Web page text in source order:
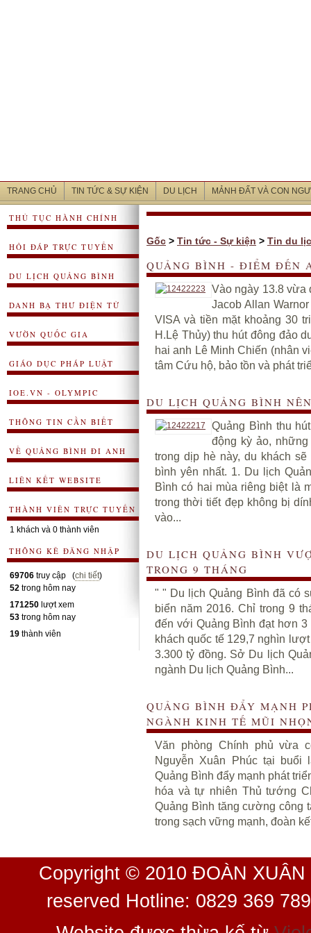
TRANG CHỦ TIN TỨC & SỰ KIỆN DU LỊCH MẢNH ĐẤT VÀ CON
THỦ TỤC HÀNH CHÍNH
HỎI ĐÁP TRỰC TUYẾN
DU LỊCH QUẢNG BÌNH
DANH BẠ THƯ ĐIỆN TỬ
VƯỜN QUỐC GIA
GIÁO DỤC PHÁP LUẬT
IOE.VN - OLYMPIC
THÔNG TIN CẦN BIẾT
VỀ QUẢNG BÌNH ĐI ANH
LIÊN KẾT WEBSITE
THÀNH VIÊN TRỰC TUYẾN
1 khách và 0 thành viên
THÔNG KÊ ĐĂNG NHẬP
69706 truy cập (chi tiết)
52 trong hôm nay
171250 lượt xem
53 trong hôm nay
19 thành viên
Gốc > Tin tức - Sự kiện > Tin du
QUẢNG BÌNH - ĐIỂM ĐẾN
Vào ngày 13.8 vừa
Jacob Allan
VISA và tiền mặt khoảng 30
H.Lệ Thủy) thu hút đông đảo
hai anh Lê Minh Chiến (nhân
tâm Cứu hộ, bảo tồn và phát
DU LỊCH QUẢNG BÌNH
Quảng Bình thu
động kỳ ảo,
trong dịp hè này, du khách
bình yên nhất. 1. Du lịch
Bình có hai mùa riêng biệt là
trong thời tiết đẹp không bị
vào...
DU LỊCH QUẢNG BÌNH
TRONG 9 THÁNG
" " Du lịch Quảng Bình đã có
biển năm 2016. Chỉ trong 9
đến với Quảng Bình đạt hơn
khách quốc tế 129,7 nghìn
3.300 tỷ đồng. Sở Du lịch
ngành Du lịch Quảng Bình...
QUẢNG BÌNH ĐẨY MẠNH
NGÀNH KINH TẾ MŨI
Văn phòng Chính phủ vừa
Nguyễn Xuân Phúc tại buổi
Quảng Bình đẩy mạnh phát
hóa và tự nhiên Thủ tướng
Quảng Bình tăng cường công
trong sạch vững mạnh, đoàn
Copyright © 2010 ĐOÀN
reserved Hotline: 0829 369